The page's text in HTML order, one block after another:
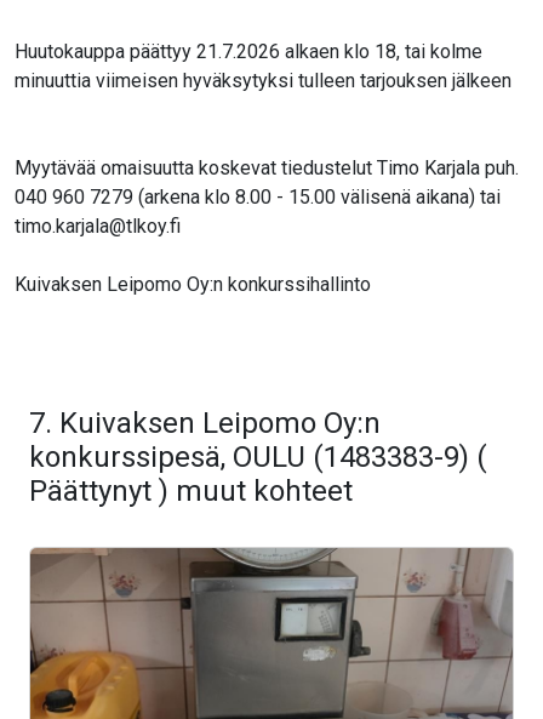
Huutokauppa päättyy 21.7.2026 alkaen klo 18, tai kolme
minuuttia viimeisen hyväksytyksi tulleen tarjouksen jälkeen
Myytävää omaisuutta koskevat tiedustelut Timo Karjala puh.
040 960 7279 (arkena klo 8.00 - 15.00 välisenä aikana) tai
timo.karjala@tlkoy.fi
Kuivaksen Leipomo Oy:n konkurssihallinto
7. Kuivaksen Leipomo Oy:n
konkurssipesä, OULU (1483383-9) (
Päättynyt ) muut kohteet